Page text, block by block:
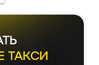
ТАКСИ